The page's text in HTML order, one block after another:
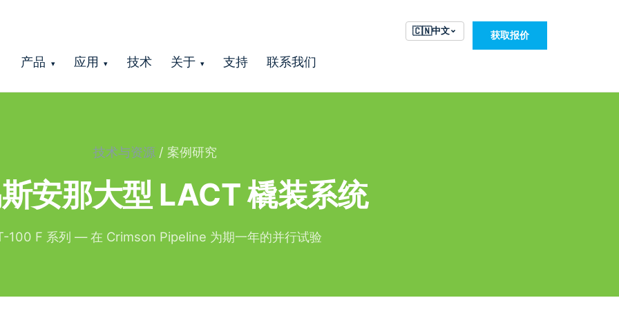
🇨🇳中文 获取报价
产品 ▾ 应用 ▾ 技术 关于 ▾ 支持 联系我们
技术与资源/ 案例研究
安那大型 LACT 橇装系统
100 F 系列 — 在 Crimson Pipeline 为期一年的并行试验